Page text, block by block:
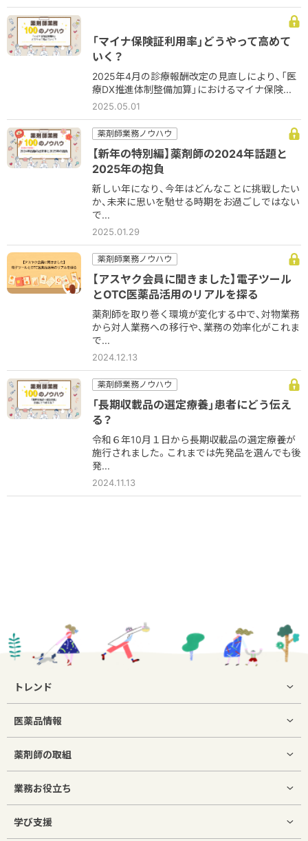
「マイナ保険証利用率」どうやって高めて
いく？
2025年4月の診療報酬改定の見直しにより、「医
療DX推進体制整備加算」におけるマイナ保険...
2025.05.01
薬剤師業務ノウハウ
【新年の特別編】薬剤師の2024年話題と
2025年の抱負
新しい年になり、今年はどんなことに挑戦したい
か、未来に思いを馳せる時期をお過ごしではない
で...
2025.01.29
薬剤師業務ノウハウ
【アスヤク会員に聞きました】電子ツール
とOTC医薬品活用のリアルを探る
薬剤師を取り巻く環境が変化する中で、対物業務
から対人業務への移行や、業務の効率化がこれま
で...
2024.12.13
薬剤師業務ノウハウ
「長期収載品の選定療養」患者にどう伝え
る？
令和６年10月１日から長期収載品の選定療養が
施行されました。これまでは先発品を選んでも後
発...
2024.11.13
トレンド
医薬品情報
薬剤師の取組
業務お役立ち
学び支援